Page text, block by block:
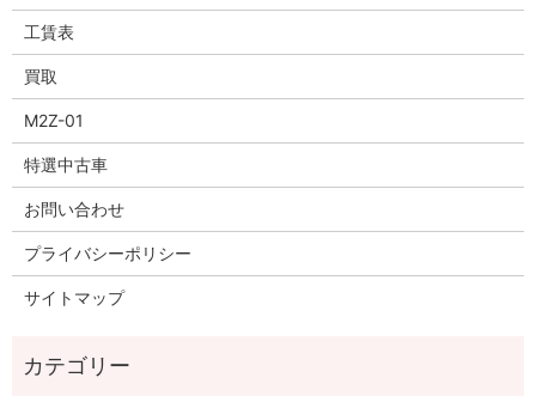
工賃表
買取
M2Z-01
特選中古車
お問い合わせ
プライバシーポリシー
サイトマップ